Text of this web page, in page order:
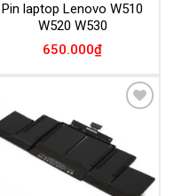
Pin laptop Lenovo W510
W520 W530
650.000₫